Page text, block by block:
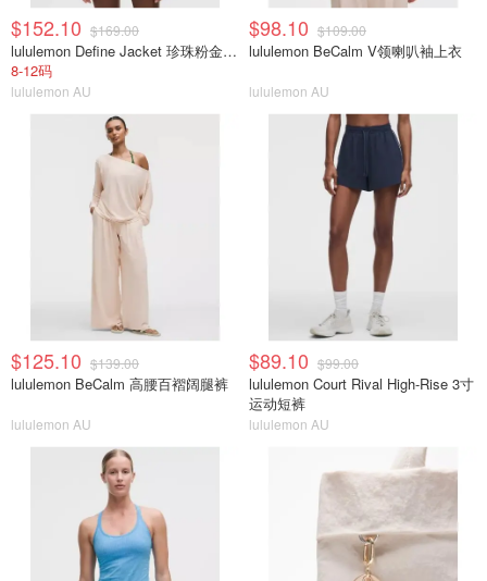
$152.10 $169.00
lululemon Define Jacket 珍珠粉金拉链
8-12码
lululemon AU
$98.10 $109.00
lululemon BeCalm V领喇叭袖上衣
lululemon AU
$125.10 $139.00
lululemon BeCalm 高腰百褶阔腿裤
lululemon AU
$89.10 $99.00
lululemon Court Rival High-Rise 3寸
运动短裤
lululemon AU